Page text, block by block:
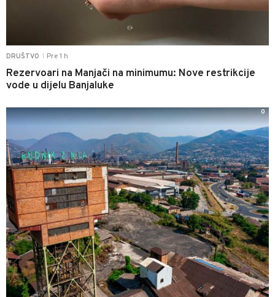
DRUŠTVO Pre 1 h
Rezervoari na Manjači na minimumu: Nove restrikcije
vode u dijelu Banjaluke
0